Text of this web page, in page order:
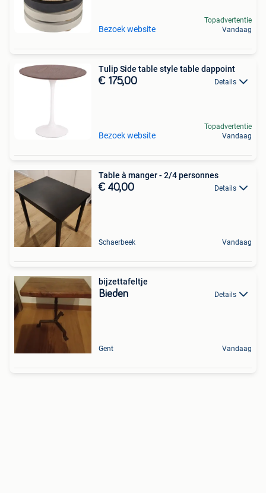
Bezoek website
Topadvertentie
Vandaag
Tulip Side table style table dappoint
€ 175,00 Details
Bezoek website
Topadvertentie
Vandaag
Table à manger - 2/4 personnes
€ 40,00 Details
Schaerbeek Vandaag
bijzettafeltje
Bieden Details
Gent Vandaag